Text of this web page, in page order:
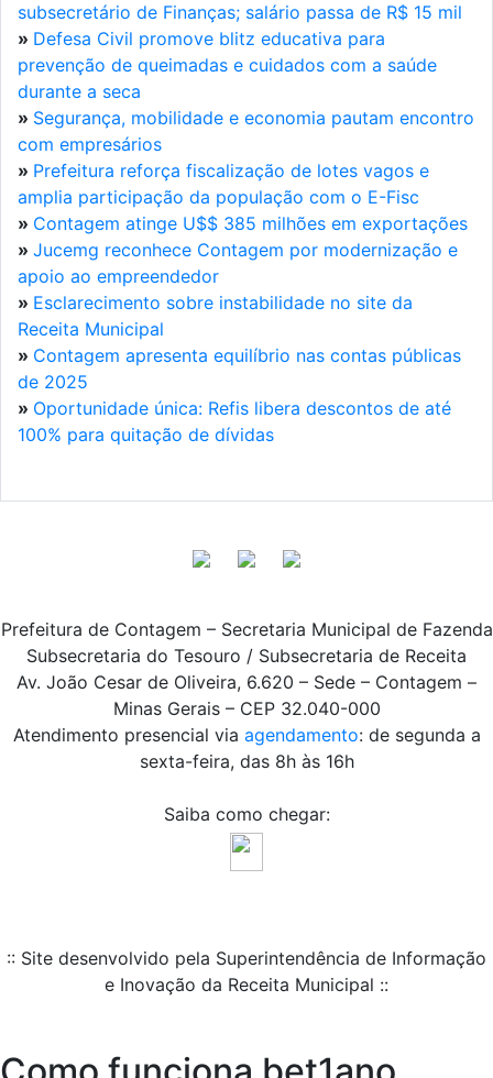
subsecretário de Finanças; salário passa de R$ 15 mil
» Defesa Civil promove blitz educativa para
prevenção de queimadas e cuidados com a saúde
durante a seca
» Segurança, mobilidade e economia pautam encontro
com empresários
» Prefeitura reforça fiscalização de lotes vagos e
amplia participação da população com o E-Fisc
» Contagem atinge U$$ 385 milhões em exportações
» Jucemg reconhece Contagem por modernização e
apoio ao empreendedor
» Esclarecimento sobre instabilidade no site da
Receita Municipal
» Contagem apresenta equilíbrio nas contas públicas
de 2025
» Oportunidade única: Refis libera descontos de até
100% para quitação de dívidas
Prefeitura de Contagem – Secretaria Municipal de Fazenda
Subsecretaria do Tesouro / Subsecretaria de Receita
Av. João Cesar de Oliveira, 6.620 – Sede – Contagem –
Minas Gerais – CEP 32.040-000
Atendimento presencial via agendamento: de segunda a
sexta-feira, das 8h às 16h
Saiba como chegar:
:: Site desenvolvido pela Superintendência de Informação
e Inovação da Receita Municipal ::